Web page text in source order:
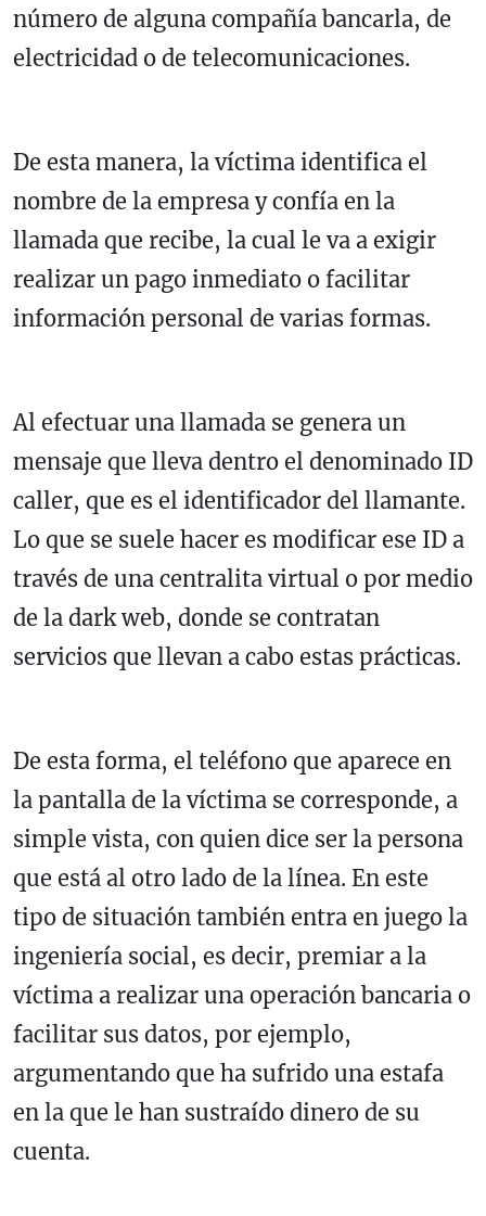
número de alguna compañía bancarla, de
electricidad o de telecomunicaciones.
De esta manera, la víctima identifica el
nombre de la empresa y confía en la
llamada que recibe, la cual le va a exigir
realizar un pago inmediato o facilitar
información personal de varias formas.
Al efectuar una llamada se genera un
mensaje que lleva dentro el denominado ID
caller, que es el identificador del llamante.
Lo que se suele hacer es modificar ese ID a
través de una centralita virtual o por medio
de la dark web, donde se contratan
servicios que llevan a cabo estas prácticas.
De esta forma, el teléfono que aparece en
la pantalla de la víctima se corresponde, a
simple vista, con quien dice ser la persona
que está al otro lado de la línea. En este
tipo de situación también entra en juego la
ingeniería social, es decir, premiar a la
víctima a realizar una operación bancaria o
facilitar sus datos, por ejemplo,
argumentando que ha sufrido una estafa
en la que le han sustraído dinero de su
cuenta.